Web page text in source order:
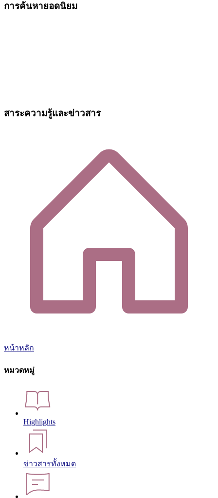
การค้นหายอดนิยม
สาระความรู้และข่าวสาร
หน้าหลัก
หมวดหมู่
Highlights
ข่าวสารทั้งหมด